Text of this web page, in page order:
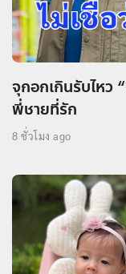
จุกอกเกินรับไหว
พี่ชายที่รัก
8 ชั่วโมง ago